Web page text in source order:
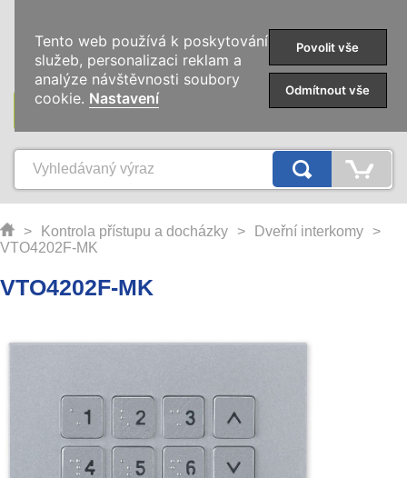
KATEGORIE
> Kontrola přístupu a docházky > Dveřní interkomy
>
VTO4202F-MK
VTO4202F-MK
Tento web používá k poskytování
služeb, personalizaci reklam a
analýze návštěvnosti soubory
cookie. Nastavení
Povolit vše
Odmítnout vše